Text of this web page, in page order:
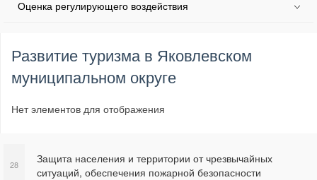
Оценка регулирующего воздействия
Развитие туризма в Яковлевском
муниципальном округе
Нет элементов для отображения
Защита населения и территории от чрезвычайных
ситуаций, обеспечения пожарной безопасности
28